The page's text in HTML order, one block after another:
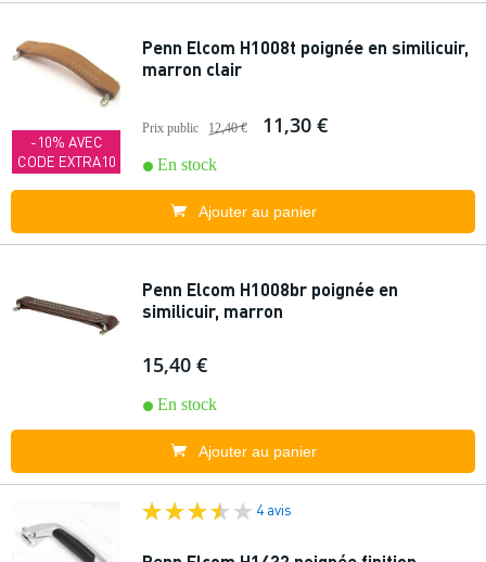
-10% AVEC
CODE EXTRA10
Penn Elcom H1008t poignée en similicuir,
marron clair
Prix public 12,40 € 11,30 €
En stock
Ajouter au panier
Penn Elcom H1008br poignée en
similicuir, marron
15,40 €
En stock
Ajouter au panier
4 avis